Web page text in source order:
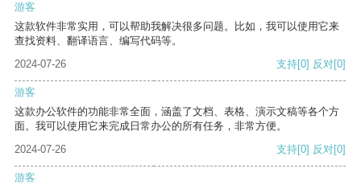
游客
这款软件非常实用，可以帮助我解决很多问题。比如，我可以使用它来
查找资料、翻译语言、编写代码等。
2024-07-26
支持[0] 反对[0]
游客
这款办公软件的功能非常全面，涵盖了文档、表格、演示文稿等各个方
面。我可以使用它来完成日常办公的所有任务，非常方便。
2024-07-26
支持[0] 反对[0]
游客